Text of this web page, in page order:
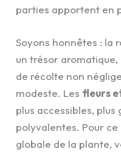
parties apportent en
Soyons honnêtes : la
un trésor
de récolte non
modeste. Les fleurs
plus accessibles, plus
polyvalentes. Pour
globale de la plante,